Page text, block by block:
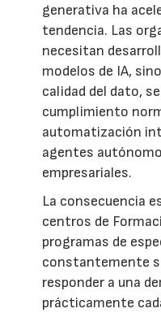
generativa ha
tendencia. Las
necesitan
modelos de IA,
calidad del dato,
cumplimiento
automatización
agentes
empresariales.
La consecuencia
centros de
programas de
constantemente
responder a una
prácticamente